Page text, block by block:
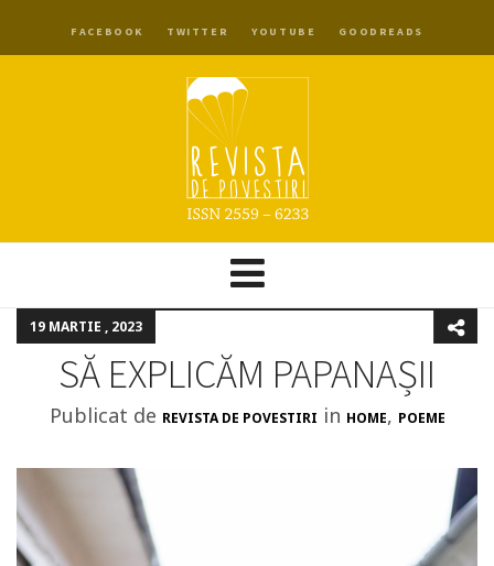
FACEBOOK TWITTER YOUTUBE GOODREADS
19 MARTIE , 2023
SĂ EXPLICĂM PAPANAȘII
Publicat de REVISTA DE POVESTIRI in HOME, POEME